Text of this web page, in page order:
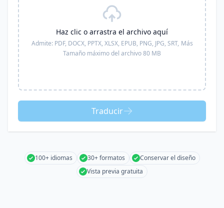
Haz clic o arrastra el archivo aquí
Admite: PDF, DOCX, PPTX, XLSX, EPUB, PNG, JPG, SRT, Más
Tamaño máximo del archivo 80 MB
Traducir
100+ idiomas 30+ formatos
Conservar el diseño
Vista previa gratuita